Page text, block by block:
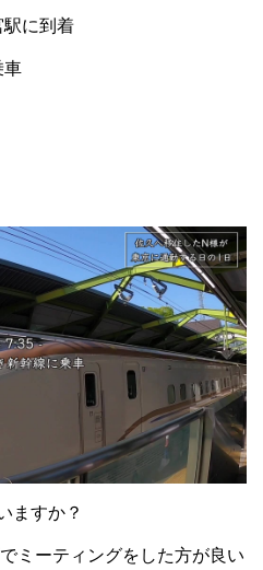
に到着
車
ますか？
ミーティングをした方が良い